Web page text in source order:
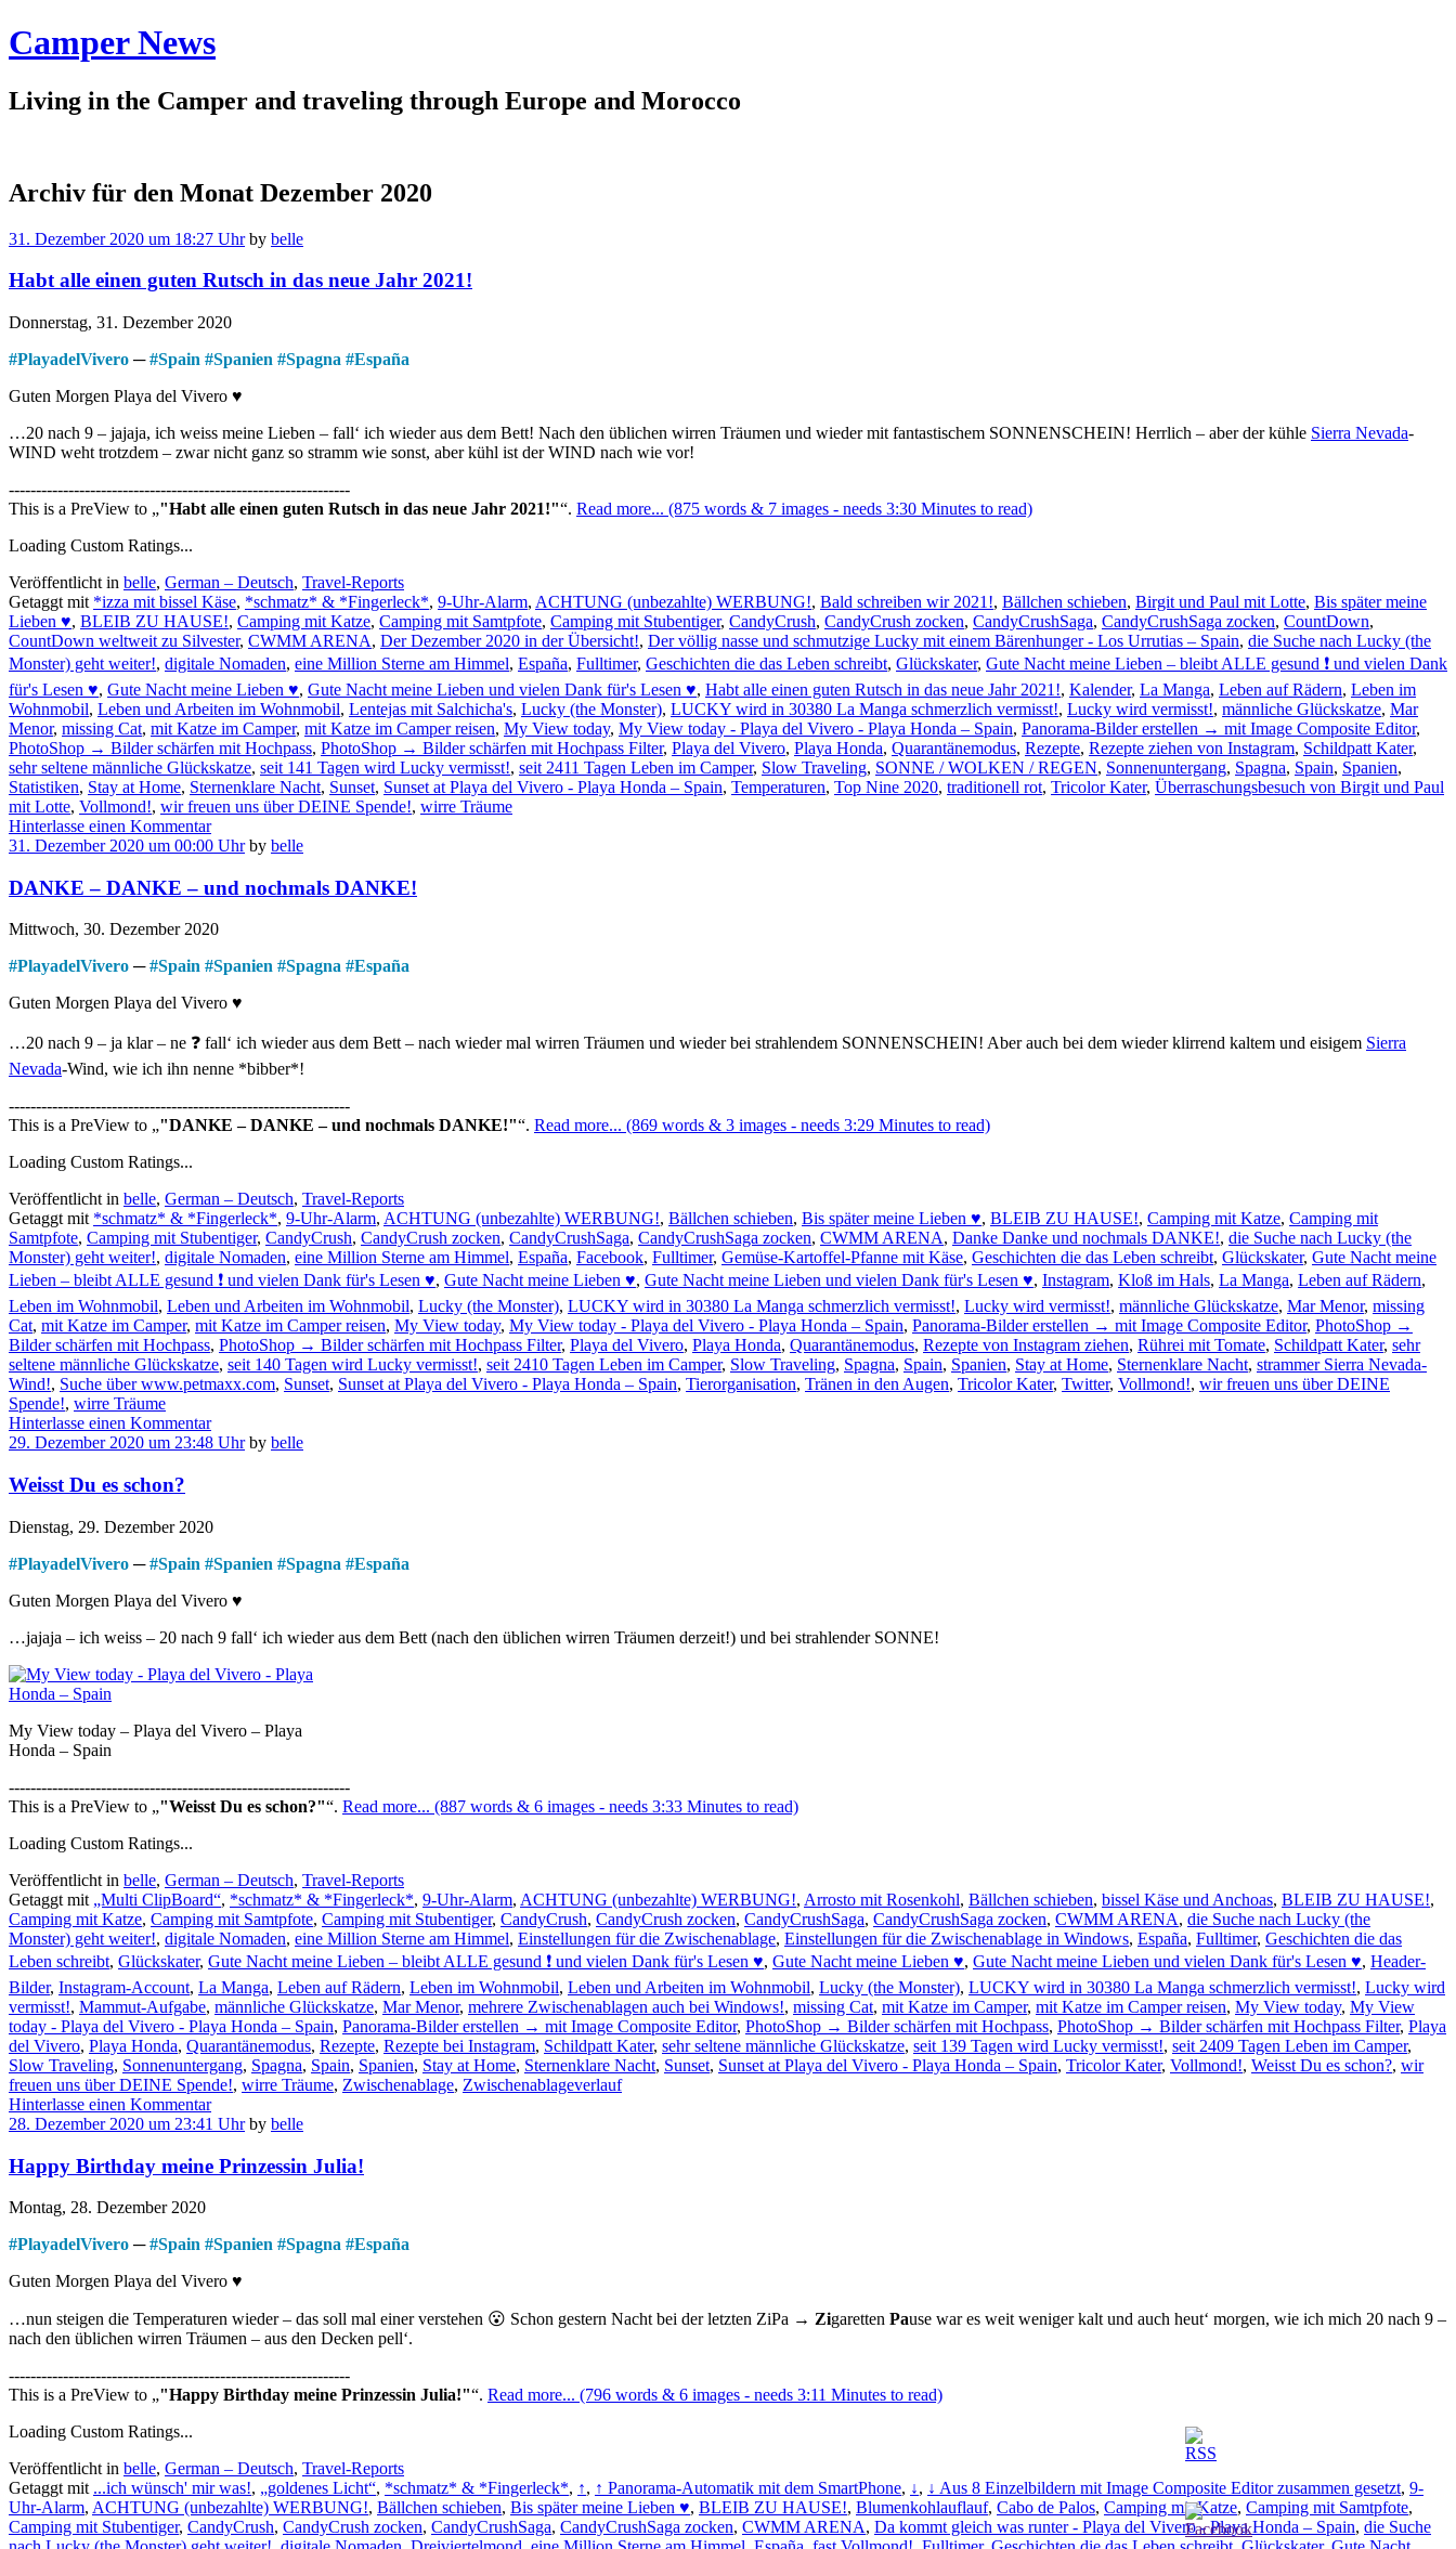
Camper News
Living in the Camper and traveling through Europe and Morocco
Archiv für den Monat Dezember 2020
31. Dezember 2020 um 18:27 Uhr by belle
Habt alle einen guten Rutsch in das neue Jahr 2021!
Donnerstag, 31. Dezember 2020
#PlayadelVivero ─#Spain #Spanien #Spagna #España
Guten Morgen Playa del Vivero ♥
…20 nach 9 – jajaja, ich weiss meine Lieben – fall‘ ich wieder aus dem Bett! Nach den üblichen wirren Träumen und wieder mit fantastischem SONNENSCHEIN! Herrlich – aber der kühle Sierra Nevada-
WIND weht trotzdem – zwar nicht ganz so stramm wie sonst, aber kühl ist der WIND nach wie vor!
---------------------------------------------------------------
This is a PreView to
"Habt alle einen guten Rutsch in das neue Jahr 2021!" . Read more... (875 words & 7 images - needs 3:30 Minutes to read)
Loading Custom Ratings...
Veröffentlicht in belle, German – Deutsch, Travel-Reports
Getaggt mit *izza mit bissel Käse, *schmatz* & *Fingerleck*, 9-Uhr-Alarm, ACHTUNG (unbezahlte) WERBUNG!, Bald schreiben wir 2021!, Bällchen schieben, Birgit und Paul mit Lotte, Bis später meine
Lieben ♥, BLEIB ZU HAUSE!, Camping mit Katze, Camping mit Samtpfote, Camping mit Stubentiger, CandyCrush, CandyCrush zocken, CandyCrushSaga, CandyCrushSaga zocken, CountDown,
CountDown weltweit zu Silvester, CWMM ARENA, Der Dezember 2020 in der Übersicht!, Der völlig nasse und schmutzige Lucky mit einem Bärenhunger - Los Urrutias – Spain, die Suche nach Lucky (the
Monster) geht weiter!, digitale Nomaden, eine Million Sterne am Himmel, España, Fulltimer, Geschichten die das Leben schreibt, Glückskater, Gute Nacht meine Lieben – bleibt ALLE gesund ❗ und vielen Dank
für's Lesen ♥, Gute Nacht meine Lieben ♥, Gute Nacht meine Lieben und vielen Dank für's Lesen ♥, Habt alle einen guten Rutsch in das neue Jahr 2021!, Kalender, La Manga, Leben auf Rädern, Leben im
Wohnmobil, Leben und Arbeiten im Wohnmobil, Lentejas mit Salchicha's, Lucky (the Monster), LUCKY wird in 30380 La Manga schmerzlich vermisst!, Lucky wird vermisst!, männliche Glückskatze, Mar
Menor, missing Cat, mit Katze im Camper, mit Katze im Camper reisen, My View today, My View today - Playa del Vivero - Playa Honda – Spain, Panorama-Bilder erstellen → mit Image Composite Editor,
PhotoShop → Bilder schärfen mit Hochpass, PhotoShop → Bilder schärfen mit Hochpass Filter, Playa del Vivero, Playa Honda, Quarantänemodus, Rezepte, Rezepte ziehen von Instagram, Schildpatt Kater,
sehr seltene männliche Glückskatze, seit 141 Tagen wird Lucky vermisst!, seit 2411 Tagen Leben im Camper, Slow Traveling, SONNE / WOLKEN / REGEN, Sonnenuntergang, Spagna, Spain, Spanien,
Statistiken, Stay at Home, Sternenklare Nacht, Sunset, Sunset at Playa del Vivero - Playa Honda – Spain, Temperaturen, Top Nine 2020, traditionell rot, Tricolor Kater, Überraschungsbesuch von Birgit und Paul
mit Lotte, Vollmond!, wir freuen uns über DEINE Spende!, wirre Träume
Hinterlasse einen Kommentar
31. Dezember 2020 um 00:00 Uhr by belle
DANKE – DANKE – und nochmals DANKE!
Mittwoch, 30. Dezember 2020
#PlayadelVivero ─#Spain #Spanien #Spagna #España
Guten Morgen Playa del Vivero ♥
…20 nach 9 – ja klar – ne ❓ fall‘ ich wieder aus dem Bett – nach wieder mal wirren Träumen und wieder bei strahlendem SONNENSCHEIN! Aber auch bei dem wieder klirrend kaltem und eisigem Sierra
Nevada-Wind, wie ich ihn nenne *bibber*!
---------------------------------------------------------------
This is a PreView to
"DANKE – DANKE – und nochmals DANKE!" . Read more... (869 words & 3 images - needs 3:29 Minutes to read)
Loading Custom Ratings...
Veröffentlicht in belle, German – Deutsch, Travel-Reports
Getaggt mit *schmatz* & *Fingerleck*, 9-Uhr-Alarm, ACHTUNG (unbezahlte) WERBUNG!, Bällchen schieben, Bis später meine Lieben ♥, BLEIB ZU HAUSE!, Camping mit Katze, Camping mit
Samtpfote, Camping mit Stubentiger, CandyCrush, CandyCrush zocken, CandyCrushSaga, CandyCrushSaga zocken, CWMM ARENA, Danke Danke und nochmals DANKE!, die Suche nach Lucky (the
Monster) geht weiter!, digitale Nomaden, eine Million Sterne am Himmel, España, Facebook, Fulltimer, Gemüse-Kartoffel-Pfanne mit Käse, Geschichten die das Leben schreibt, Glückskater, Gute Nacht meine
Lieben – bleibt ALLE gesund ❗ und vielen Dank für's Lesen ♥, Gute Nacht meine Lieben ♥, Gute Nacht meine Lieben und vielen Dank für's Lesen ♥, Instagram, Kloß im Hals, La Manga, Leben auf Rädern,
Leben im Wohnmobil, Leben und Arbeiten im Wohnmobil, Lucky (the Monster), LUCKY wird in 30380 La Manga schmerzlich vermisst!, Lucky wird vermisst!, männliche Glückskatze, Mar Menor, missing
Cat, mit Katze im Camper, mit Katze im Camper reisen, My View today, My View today - Playa del Vivero - Playa Honda – Spain, Panorama-Bilder erstellen → mit Image Composite Editor, PhotoShop →
Bilder schärfen mit Hochpass, PhotoShop → Bilder schärfen mit Hochpass Filter, Playa del Vivero, Playa Honda, Quarantänemodus, Rezepte von Instagram ziehen, Rührei mit Tomate, Schildpatt Kater, sehr
seltene männliche Glückskatze, seit 140 Tagen wird Lucky vermisst!, seit 2410 Tagen Leben im Camper, Slow Traveling, Spagna, Spain, Spanien, Stay at Home, Sternenklare Nacht, strammer Sierra Nevada-
Wind!, Suche über www.petmaxx.com, Sunset, Sunset at Playa del Vivero - Playa Honda – Spain, Tierorganisation, Tränen in den Augen, Tricolor Kater, Twitter, Vollmond!, wir freuen uns über DEINE
Spende!, wirre Träume
Hinterlasse einen Kommentar
29. Dezember 2020 um 23:48 Uhr by belle
Weisst Du es schon?
Dienstag, 29. Dezember 2020
#PlayadelVivero ─#Spain #Spanien #Spagna #España
Guten Morgen Playa del Vivero ♥
…jajaja – ich weiss – 20 nach 9 fall‘ ich wieder aus dem Bett (nach den üblichen wirren Träumen derzeit!) und bei strahlender SONNE!
My View today – Playa del Vivero – Playa
Honda – Spain
---------------------------------------------------------------
This is a PreView to
"Weisst Du es schon?" . Read more... (887 words & 6 images - needs 3:33 Minutes to read)
Loading Custom Ratings...
Veröffentlicht in belle, German – Deutsch, Travel-Reports
Getaggt mit „Multi ClipBoard“, *schmatz* & *Fingerleck*, 9-Uhr-Alarm, ACHTUNG (unbezahlte) WERBUNG!, Arrosto mit Rosenkohl, Bällchen schieben, bissel Käse und Anchoas, BLEIB ZU HAUSE!,
Camping mit Katze, Camping mit Samtpfote, Camping mit Stubentiger, CandyCrush, CandyCrush zocken, CandyCrushSaga, CandyCrushSaga zocken, CWMM ARENA, die Suche nach Lucky (the
Monster) geht weiter!, digitale Nomaden, eine Million Sterne am Himmel, Einstellungen für die Zwischenablage, Einstellungen für die Zwischenablage in Windows, España, Fulltimer, Geschichten die das
Leben schreibt, Glückskater, Gute Nacht meine Lieben – bleibt ALLE gesund ❗ und vielen Dank für's Lesen ♥, Gute Nacht meine Lieben ♥, Gute Nacht meine Lieben und vielen Dank für's Lesen ♥, Header-
Bilder, Instagram-Account, La Manga, Leben auf Rädern, Leben im Wohnmobil, Leben und Arbeiten im Wohnmobil, Lucky (the Monster), LUCKY wird in 30380 La Manga schmerzlich vermisst!, Lucky wird
vermisst!, Mammut-Aufgabe, männliche Glückskatze, Mar Menor, mehrere Zwischenablagen auch bei Windows!, missing Cat, mit Katze im Camper, mit Katze im Camper reisen, My View today, My View
today - Playa del Vivero - Playa Honda – Spain, Panorama-Bilder erstellen → mit Image Composite Editor, PhotoShop → Bilder schärfen mit Hochpass, PhotoShop → Bilder schärfen mit Hochpass Filter, Playa
del Vivero, Playa Honda, Quarantänemodus, Rezepte, Rezepte bei Instagram, Schildpatt Kater, sehr seltene männliche Glückskatze, seit 139 Tagen wird Lucky vermisst!, seit 2409 Tagen Leben im Camper,
Slow Traveling, Sonnenuntergang, Spagna, Spain, Spanien, Stay at Home, Sternenklare Nacht, Sunset, Sunset at Playa del Vivero - Playa Honda – Spain, Tricolor Kater, Vollmond!, Weisst Du es schon?, wir
freuen uns über DEINE Spende!, wirre Träume, Zwischenablage, Zwischenablageverlauf
Hinterlasse einen Kommentar
28. Dezember 2020 um 23:41 Uhr by belle
Happy Birthday meine Prinzessin Julia!
Montag, 28. Dezember 2020
#PlayadelVivero ─#Spain #Spanien #Spagna #España
Guten Morgen Playa del Vivero ♥
…nun steigen die Temperaturen wieder – das soll mal einer verstehen 😮 Schon gestern Nacht bei der letzten ZiPa → Zigaretten Pause war es weit weniger kalt und auch heut‘ morgen, wie ich mich 20 nach 9 –
nach den üblichen wirren Träumen – aus den Decken pell‘.
---------------------------------------------------------------
This is a PreView to
"Happy Birthday meine Prinzessin Julia!" . Read more... (796 words & 6 images - needs 3:11 Minutes to read)
Loading Custom Ratings...
Veröffentlicht in belle, German – Deutsch, Travel-Reports
Getaggt mit ...ich wünsch' mir was!, „goldenes Licht“, *schmatz* & *Fingerleck*, ↑, ↑ Panorama-Automatik mit dem SmartPhone, ↓, ↓ Aus 8 Einzelbildern mit Image Composite Editor zusammen gesetzt, 9-
Uhr-Alarm, ACHTUNG (unbezahlte) WERBUNG!, Bällchen schieben, Bis später meine Lieben ♥, BLEIB ZU HAUSE!, Blumenkohlauflauf, Cabo de Palos, Camping mit Katze, Camping mit Samtpfote,
Camping mit Stubentiger, CandyCrush, CandyCrush zocken, CandyCrushSaga, CandyCrushSaga zocken, CWMM ARENA, Da kommt gleich was runter - Playa del Vivero - Playa Honda – Spain, die Suche